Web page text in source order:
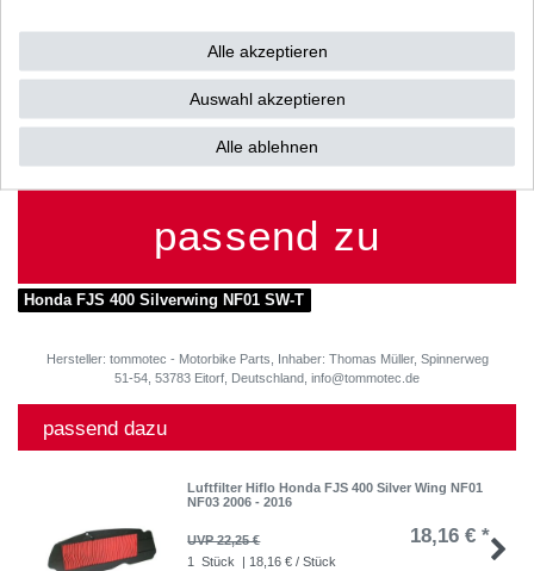
FJS400 SilverWing
Typ: NF01
Baujahr: 2006 - 2008
passend zu
Honda FJS 400 Silverwing NF01 SW-T
Hersteller: tommotec - Motorbike Parts, Inhaber: Thomas Müller, Spinnerweg
51-54, 53783 Eitorf, Deutschland, info@tommotec.de
passend dazu
Luftfilter Hiflo Honda FJS 400 Silver Wing NF01
NF03 2006 - 2016
UVP 22,25 € 18,16 € *
1 Stück
| 18,16 € / Stück
Alle akzeptieren
Auswahl akzeptieren
Alle ablehnen